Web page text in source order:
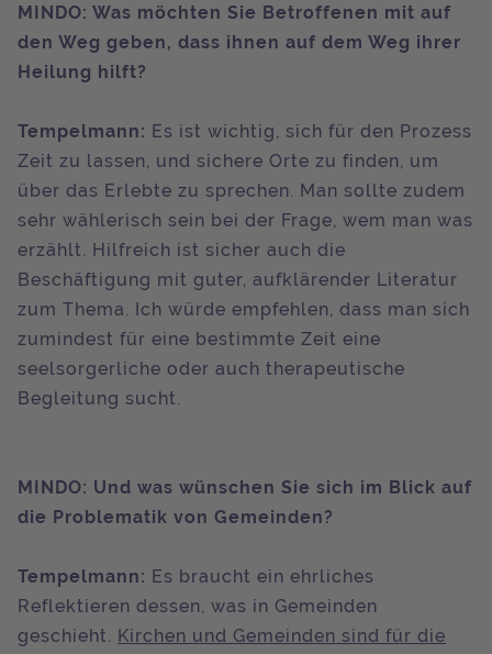
MINDO: Was möchten Sie Betroffenen mit auf
den Weg geben, dass ihnen auf dem Weg ihrer
Heilung hilft?
Tempelmann: Es ist wichtig, sich für den Prozess
Zeit zu lassen, und sichere Orte zu finden, um
über das Erlebte zu sprechen. Man sollte zudem
sehr wählerisch sein bei der Frage, wem man was
erzählt. Hilfreich ist sicher auch die
Beschäftigung mit guter, aufklärender Literatur
zum Thema. Ich würde empfehlen, dass man sich
zumindest für eine bestimmte Zeit eine
seelsorgerliche oder auch therapeutische
Begleitung sucht.
MINDO: Und was wünschen Sie sich im Blick auf
die Problematik von Gemeinden?
Tempelmann: Es braucht ein ehrliches
Reflektieren dessen, was in Gemeinden
geschieht. Kirchen und Gemeinden sind für die